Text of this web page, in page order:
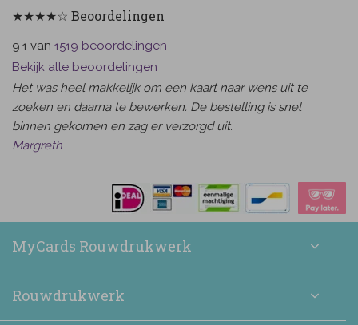
★★★★☆ Beoordelingen
9.1 van 1519 beoordelingen
Bekijk alle beoordelingen
Het was heel makkelijk om een kaart naar wens uit te
zoeken en daarna te bewerken. De bestelling is snel
binnen gekomen en zag er verzorgd uit.
Margreth
MyCards Rouwdrukwerk
Rouwdrukwerk